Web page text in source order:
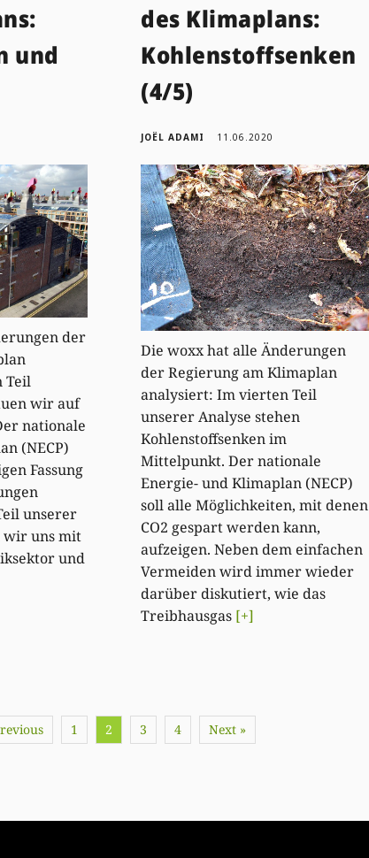
und
der
Teil
wir auf
nationale
(NECP)
Fassung
unserer
wir uns mit
und
des Klimaplans:
Kohlenstoffsenken
(4/5)
JOËL ADAMI 11.06.2020
Die woxx hat alle Änderungen
der Regierung am Klimaplan
analysiert: Im vierten Teil
unserer Analyse stehen
Kohlenstoffsenken im
Mittelpunkt. Der nationale
Energie- und Klimaplan (NECP)
soll alle Möglichkeiten, mit denen
CO2 gespart werden kann,
aufzeigen. Neben dem einfachen
Vermeiden wird immer wieder
darüber diskutiert, wie das
Treibhausgas [+]
1 2 3 4 Next »